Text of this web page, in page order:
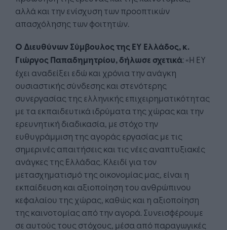
αλλά και την ενίσχυση των προοπτικών
απασχόλησης των φοιτητών.
Ο Διευθύνων Σύμβουλος της ΕΥ Ελλάδος, κ.
Γιώργος Παπαδημητρίου, δήλωσε σχετικά: «Η ΕΥ
έχει αναδείξει εδώ και χρόνια την ανάγκη
ουσιαστικής σύνδεσης και στενότερης
συνεργασίας της ελληνικής επιχειρηματικότητας
με τα εκπαιδευτικά ιδρύματα της χώρας και την
ερευνητική διαδικασία, με στόχο την
ευθυγράμμιση της αγοράς εργασίας με τις
σημερινές απαιτήσεις και τις νέες αναπτυξιακές
ανάγκες της Ελλάδας. Κλειδί για τον
μετασχηματισμό της οικονομίας μας, είναι η
εκπαίδευση και αξιοποίηση του ανθρώπινου
κεφαλαίου της χώρας, καθώς και η αξιοποίηση
της καινοτομίας από την αγορά. Συνεισφέρουμε
σε αυτούς τους στόχους, μέσα από παραγωγικές